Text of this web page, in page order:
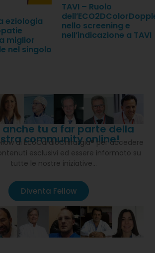
eziologia
miglior
nel singolo
TAVI – Ruolo
nello screening e
nell’indicazione a TAVI
anche tu a far parte della
community online!
di EcoCardioChirurgia® per accedere
esclusivi ed essere informato su
tutte le nostre iniziative…
Diventa Fellow